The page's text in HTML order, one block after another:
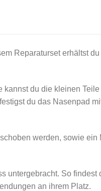
Reparaturset erhältst
du die kleinen
du das Nasenpad
werden, sowie ein
untergebracht. So findest
an ihrem Platz.